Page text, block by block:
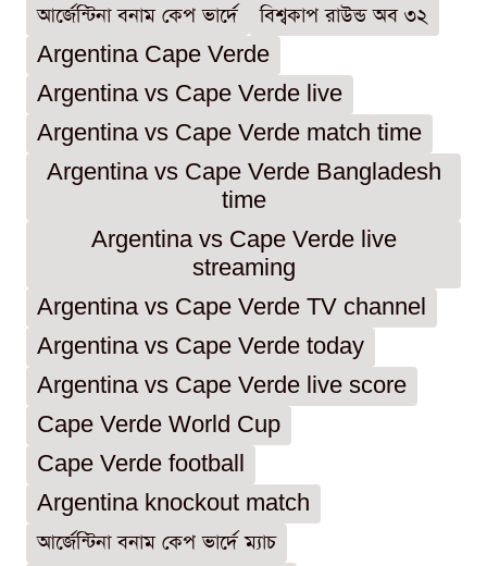
আর্জেন্টিনা বনাম কেপ ভার্দে
বিশ্বকাপ রাউন্ড অব ৩২
Argentina Cape Verde
Argentina vs Cape Verde live
Argentina vs Cape Verde match time
Argentina vs Cape Verde Bangladesh
time
Argentina vs Cape Verde live
streaming
Argentina vs Cape Verde TV channel
Argentina vs Cape Verde today
Argentina vs Cape Verde live score
Cape Verde World Cup
Cape Verde football
Argentina knockout match
আর্জেন্টিনা বনাম কেপ ভার্দে ম্যাচ